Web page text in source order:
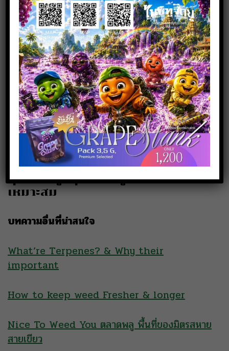
Phone :080 519 5144
NICE TO WEED YOU สาขาตลาดพลู
line :@261mxojh
Phone :083 942 6549
NICE TO WEED YOU เพราะรอยยิ้ม
ของลูกค้า คือสิ่งที่เราตามหา อยู่เสมอ
เราจึงไม่หยุดที่จะพัฒนา เพื่อส่งมอบ
คุณภาพสูงสุดให้กับลูกค้า ในราคาที่
เหมาะสม
บทความอื่นที่น่าสนใจ
What’re Terpenes? & Why their
important
How to keep weed Fresher & longer
Nice To Weed You ตลาดพลู พื้นที่ของมิตรสหาย
สายเขียว